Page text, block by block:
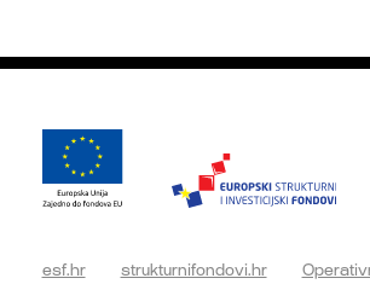
esf.hr strukturnifondovi.hr